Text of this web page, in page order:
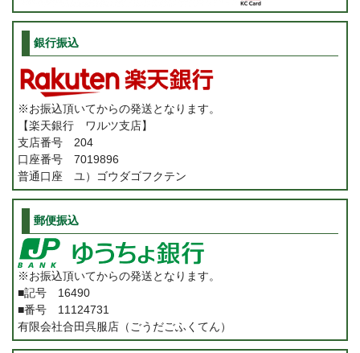
銀行振込
※お振込頂いてからの発送となります。
【楽天銀行 ワルツ支店】
支店番号 204
口座番号 7019896
普通口座 ユ）ゴウダゴフクテン
郵便振込
※お振込頂いてからの発送となります。
■記号 16490
■番号 11124731
有限会社合田呉服店（ごうだごふくてん）